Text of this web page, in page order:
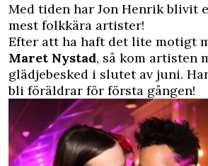
Med tiden har Jon Henrik blivit
mest folkkära artister!
Efter att ha haft det lite motigt
Maret Nystad, så kom artisten
glädjebesked i slutet av juni.
bli föräldrar för första gången!